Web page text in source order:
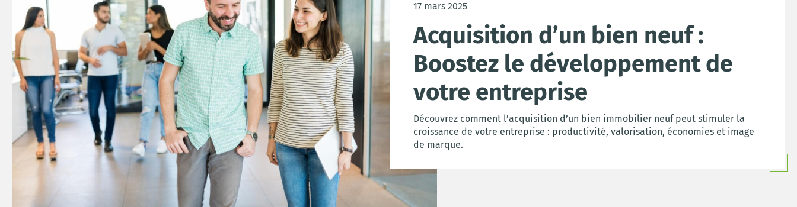
17 mars 2025
Acquisition d’un bien neuf :
Boostez le développement de
votre entreprise
Découvrez comment l’acquisition d’un bien immobilier neuf peut stimuler la
croissance de votre entreprise : productivité, valorisation, économies et image
de marque.